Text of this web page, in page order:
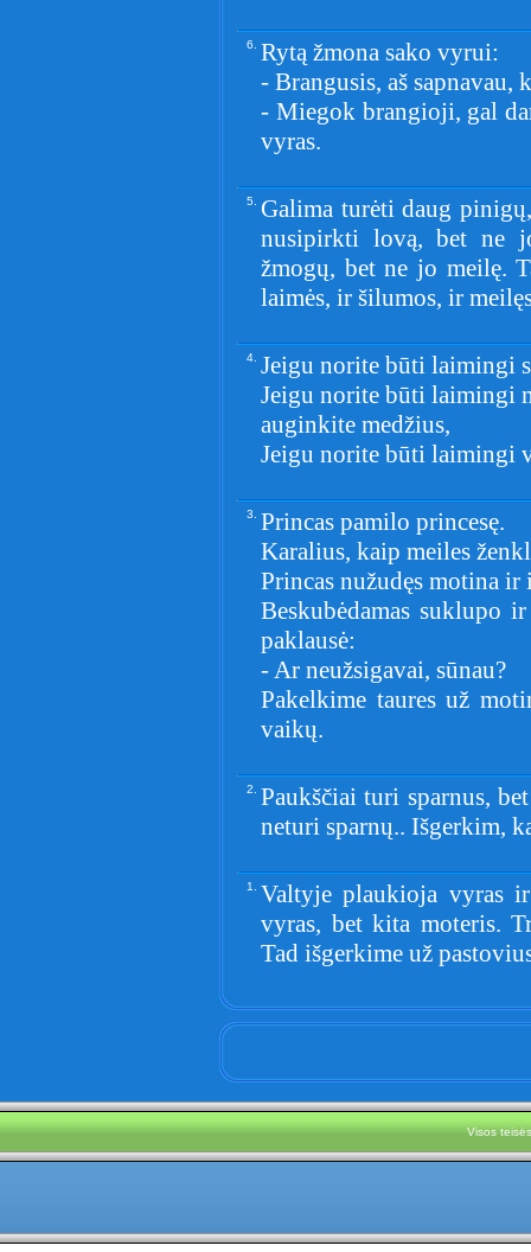
6. Rytą žmona sako vyrui:
- Brangusis, aš
- Miegok brangioji, gal
vyras.
5. Galima turėti daug
nusipirkti lovą, bet ne
žmogų, bet ne jo meilę.
laimės, ir šilumos, ir
4. Jeigu norite būti laimingi
Jeigu norite būti laimingi
auginkite medžius,
Jeigu norite būti laimingi
3. Princas pamilo princesę.
Karalius, kaip meiles
Princas nužudęs motina ir
Beskubėdamas suklupo
paklausė:
- Ar neužsigavai, sūnau?
Pakelkime taures už
vaikų.
2. Paukščiai turi sparnus,
neturi sparnų.. Išgerkim,
1. Valtyje plaukioja vyras
vyras, bet kita moteris.
Tad išgerkime už
Visos